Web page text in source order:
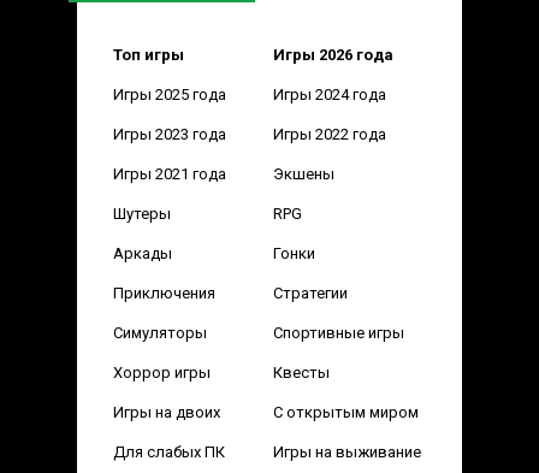
Топ игры Игры 2026 года
Игры 2025 года Игры 2024 года
Игры 2023 года Игры 2022 года
Игры 2021 года Экшены
Шутеры RPG
Аркады Гонки
Приключения Стратегии
Симуляторы Спортивные игры
Хоррор игры Квесты
Игры на двоих С открытым миром
Для слабых ПК Игры на выживание